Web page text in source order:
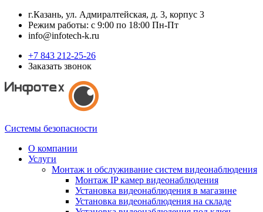
г.Казань, ул. Адмиралтейская, д. 3, корпус 3
Режим работы: с 9:00 по 18:00 Пн-Пт
info@infotech-k.ru
+7 843 212-25-26
Заказать звонок
Системы безопасности
О компании
Услуги
Монтаж и обслуживание систем видеонаблюдения
Монтаж IP камер видеонаблюдения
Установка видеонаблюдения в магазине
Установка видеонаблюдения на складе